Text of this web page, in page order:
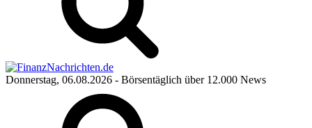
Donnerstag, 06.08.2026 - Börsentäglich über 12.000 News